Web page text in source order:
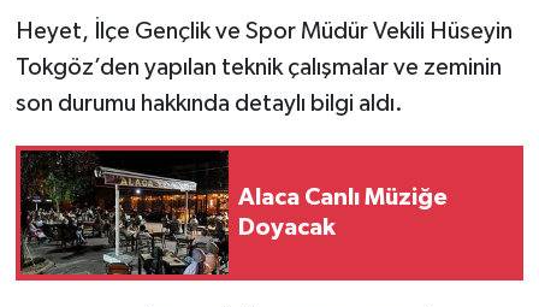
Heyet, İlçe Gençlik ve Spor Müdür Vekili Hüseyin
Tokgöz’den yapılan teknik çalışmalar ve zeminin
son durumu hakkında detaylı bilgi aldı.
Alaca Canlı Müziğe
Doyacak